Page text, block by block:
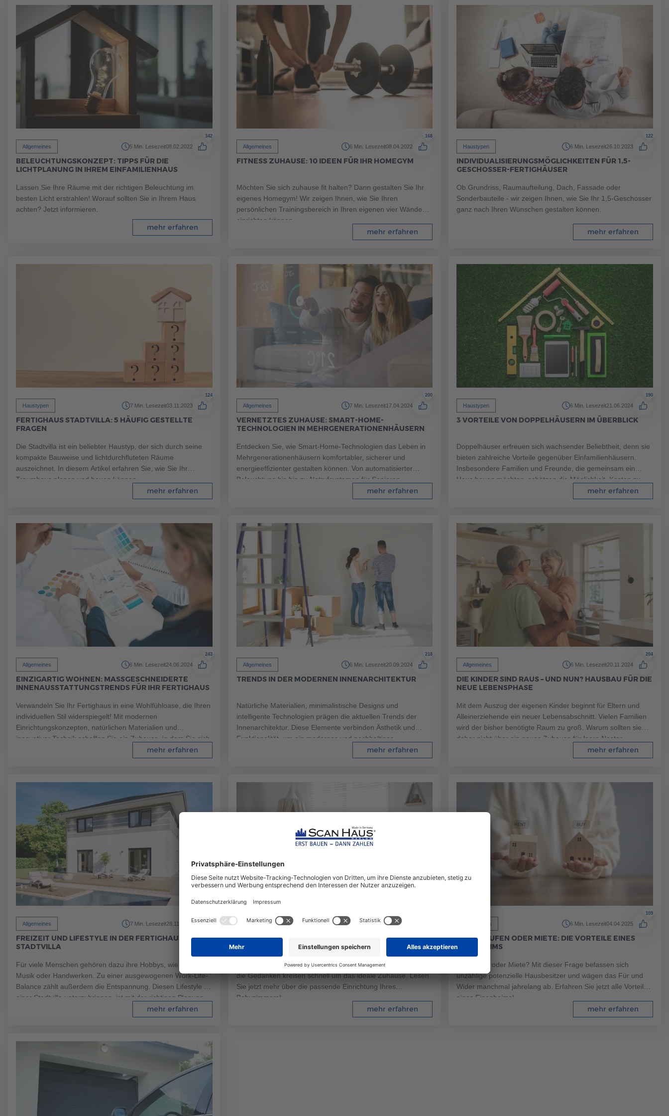
Aktionshaus
Brauchen Sie Hilfe? MUSTERHAUS FINDEN
QNG-Siegel
Auszeichnungen
Brauchen Sie Hilfe? 038221 400 500 MUSTERHAUS FINDEN
Brauchen Sie Hilfe? MUSTERHAUS FINDEN
Allgemeines 5 Min. Lesezeit08.02.2022
342
BELEUCHTUNGSKONZEPT: TIPPS FÜR DIE
LICHTPLANUNG IN IHREM EINFAMILIENHAUS
Lassen Sie Ihre Räume mit der richtigen Beleuchtung im
besten Licht erstrahlen! Worauf sollten Sie in Ihrem Haus
achten? Jetzt informieren.
mehr erfahren
Allgemeines 6 Min. Lesezeit08.04.2022
168
FITNESS ZUHAUSE: 10 IDEEN FÜR IHR HOMEGYM
Möchten Sie sich zuhause fit halten? Dann gestalten Sie Ihr
eigenes Homegym! Wir zeigen Ihnen, wie Sie Ihren
persönlichen Trainingsbereich in Ihren eigenen vier Wänden
einrichten können.
mehr erfahren
Haustypen 6 Min. Lesezeit26.10.2023
122
INDIVIDUALISIERUNGSMÖGLICHKEITEN FÜR 1,5-
GESCHOSSER-FERTIGHÄUSER
Ob Grundriss, Raumaufteilung, Dach, Fassade oder
Sonderbauteile - wir zeigen Ihnen, wie Sie Ihr 1,5-Geschosser
ganz nach Ihren Wünschen gestalten können.
mehr erfahren
Haustypen 7 Min. Lesezeit03.11.2023
124
FERTIGHAUS STADTVILLA: 5 HÄUFIG GESTELLTE
FRAGEN
Die Stadtvilla ist ein beliebter Haustyp, der sich durch seine
kompakte Bauweise und lichtdurchfluteten Räume
auszeichnet. In diesem Artikel erfahren Sie, wie Sie Ihr
Traumhaus planen und bauen können.
mehr erfahren
Allgemeines 7 Min. Lesezeit17.04.2024
200
VERNETZTES ZUHAUSE: SMART-HOME-
TECHNOLOGIEN IN MEHRGENERATIONENHÄUSERN
Entdecken Sie, wie Smart-Home-Technologien das Leben in
Mehrgenerationenhäusern komfortabler, sicherer und
energieeffizienter gestalten können. Von automatisierter
Beleuchtung bis hin zu Notrufsystemen für Senioren -
erfahren Sie, wie intelligente Lösungen den Alltag aller
mehr erfahren
Haustypen 6 Min. Lesezeit21.06.2024
190
3 VORTEILE VON DOPPELHÄUSERN IM ÜBERBLICK
Doppelhäuser erfreuen sich wachsender Beliebtheit, denn sie
bieten zahlreiche Vorteile gegenüber Einfamilienhäusern.
Insbesondere Familien und Freunde, die gemeinsam ein
Haus bauen möchten, schätzen die Möglichkeit, Kosten zu
sparen und gleichzeitig individuellen Wohnraum zu schaffen.
mehr erfahren
Allgemeines 6 Min. Lesezeit24.06.2024
243
EINZIGARTIG WOHNEN: MASSGESCHNEIDERTE I
NNENAUSSTATTUNGSTRENDS FÜR IHR FERTIGHAUS
Verwandeln Sie Ihr Fertighaus in eine Wohlfühloase, die Ihren
individuellen Stil widerspiegelt! Mit modernen
Einrichtungskonzepten, natürlichen Materialien und
innovativer Technik schaffen Sie ein Zuhause, in dem Sie sich
mehr erfahren
Allgemeines 6 Min. Lesezeit20.09.2024
218
TRENDS IN DER MODERNEN INNENARCHITEKTUR
Natürliche Materialien, minimalistische Designs und
intelligente Technologien prägen die aktuellen Trends der
Innenarchitektur. Diese Elemente verbinden Ästhetik und
Funktionalität, um ein modernes und nachhaltiges
mehr erfahren
Allgemeines 6 Min. Lesezeit20.11.2024
204
DIE KINDER SIND RAUS – UND NUN? HAUSBAU FÜR DIE
NEUE LEBENSPHASE
Mit dem Auszug der eigenen Kinder beginnt für Eltern und
Alleinerziehende ein neuer Lebensabschnitt. Vielen Familien
wird der bisher benötigte Raum zu groß. Warum sollten sie
daher nicht über ein neues Zuhause für leere Nester
nachdenken? Auf welche Punkte es bei einem Eigenheim im
Alter ankommt, möchten wir Ihnen gern zeigen.
mehr erfahren
Allgemeines 7 Min. Lesezeit28.11.2024
FREIZEIT UND LIFESTYLE IN DER FERTIGHAUS
STADTVILLA
Für viele Menschen gehören dazu ihre Hobbys, wie Sport,
Musik oder Handwerken. Zu einer ausgewogenen Work-Life-
Balance zählt außerdem die Entspannung. Diesen Lifestyle in
einer Stadtvilla unterzubringen, ist mit der richtigen Planung
kein Problem. Wir stellen Ihnen verschiedene
Gestaltungsmöglichkeiten vor und zeigen Ihnen, wie Sie die
aussuchen.
mehr erfahren
Allgemeines 6 Min. Lesezeit04.04.2025
BABYZIMMER EINRICHTEN: IDEEN FÜR EIN
FAMILIENFREUNDLICHES FERTIGHAUS
Wenn sich Nachwuchs ankündigt, ist die Freude riesig – und
die Gedanken kreisen schnell um das ideale Zuhause. Lesen
Sie jetzt mehr über die passende Einrichtung Ihres
Babyzimmers!
mehr erfahren
Allgemeines 6 Min. Lesezeit04.04.2025
109
HAUS KAUFEN ODER MIETE: DIE VORTEILE EINES
EIGENHEIMS
Eigenheim oder Miete? Mit dieser Frage befassen sich
unzählige potenzielle Hausbesitzer und wägen das Für und
Wider manchmal jahrelang ab. Erfahren Sie jetzt alle Vorteile
eines Eigenheims!
mehr erfahren